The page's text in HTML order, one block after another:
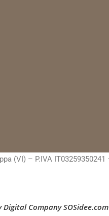
(VI) – P.IVA
Digital Company SOSidee.com